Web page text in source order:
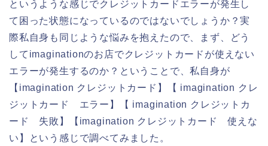
というような感じでクレジットカードエラーが発生し
て困った状態になっているのではないでしょうか？実
際私自身も同じような悩みを抱えたので、まず、どう
してimaginationのお店でクレジットカードが使えない
エラーが発生するのか？ということで、私自身が
【imagination クレジットカード】【 imagination クレ
ジットカード エラー】【 imagination クレジットカ
ード 失敗】【imagination クレジットカード 使えな
い】という感じで調べてみました。